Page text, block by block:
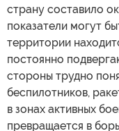
страну составило
показатели могут
территории
постоянно
стороны трудно
беспилотников,
в зонах активных
превращается в